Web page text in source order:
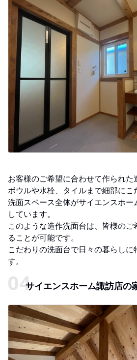
お客様のご希望に合わせて作られた
ボウルや水栓、タイルまで細部にこ
洗面スペース全体がサイエンスホー
しています。
このような造作洗面台は、皆様の
ることが可能です。
こだわりの洗面台で日々の暮らしに
す。
サイエンスホーム諏訪店の